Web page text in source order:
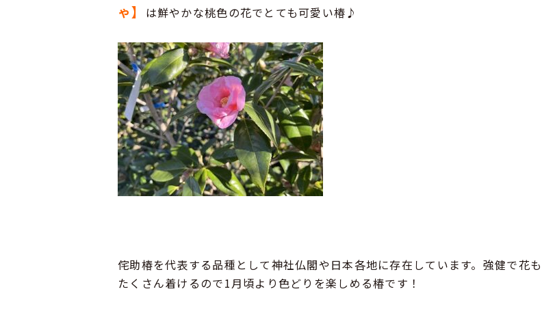
ゃ】
は鮮やかな桃色の花でとても可愛い椿♪
侘助椿を代表する品種として神社仏閣や日本各地に存在しています。強健で花も
たくさん着けるので1月頃より色どりを楽しめる椿です！